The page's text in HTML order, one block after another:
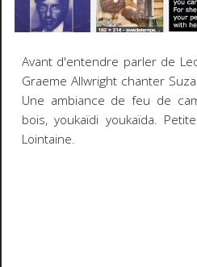
Avant d'entendre parler de
Graeme Allwright chanter
Une ambiance de feu de
bois, youkaïdi youkaïda.
Lointaine.